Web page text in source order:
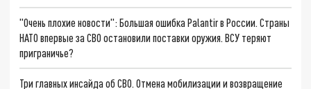
"Очень плохие новости": Большая ошибка Palantir в России. Страны
НАТО впервые за СВО остановили поставки оружия. ВСУ теряют
приграничье?
Три главных инсайда об СВО. Отмена мобилизации и возвращение